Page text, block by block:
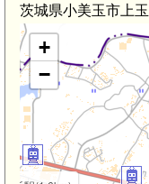
茨城県小美玉市上
+
−